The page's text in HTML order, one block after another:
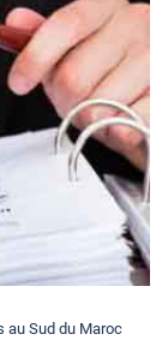
au Sud du Maroc